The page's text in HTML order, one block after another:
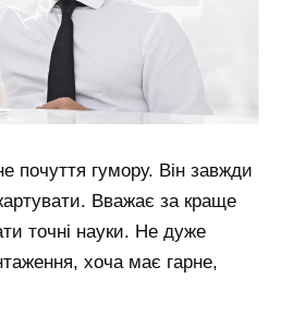
почуття гумору. Він завжди
Вважає за краще
точні науки. Не дуже
хоча має гарне,